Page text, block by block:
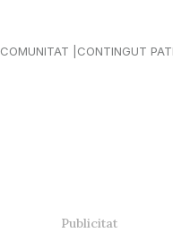
COMUNITAT CONTINGUT